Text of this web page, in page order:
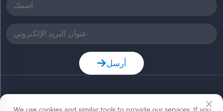
أرسل
حقوق النشر © شركة زهيجيانغ جيا ديله للتكنولوجيا المحدودة.